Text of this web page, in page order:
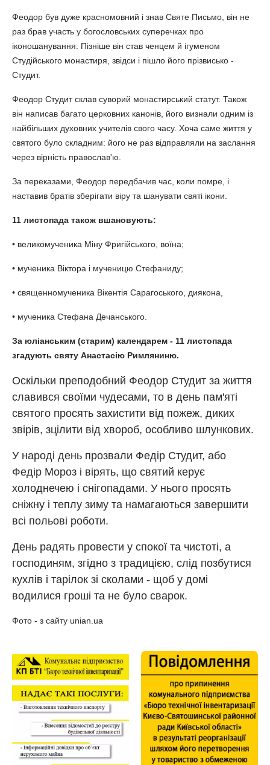
Феодор був дуже красномовний і знав Святе Письмо, він не
раз брав участь у богословських суперечках про
іконошанування. Пізніше він став ченцем й ігуменом
Студійського монастиря, звідси і пішло його прізвисько -
Студит.
Феодор Студит склав суворий монастирський статут. Також
він написав багато церковних канонів, його визнали одним із
найбільших духовних учителів свого часу. Хоча саме життя у
святого було складним: його не раз відправляли на заслання
через вірність православ'ю.
За переказами, Феодор передбачив час, коли помре, і
наставив братів зберігати віру та шанувати святі ікони.
11 листопада також вшановують:
• великомученика Міну Фригійського, воїна;
• мученика Віктора і мученицю Стефаниду;
• священномученика Вікентія Сарагоського, диякона,
• мученика Стефана Дечанського.
За юліанським (старим) календарем - 11 листопада
згадують святу Анастасію Римляниню.
Оскільки преподобний Феодор Студит за життя
славився своїми чудесами, то в день пам'яті
святого просять захистити від пожеж, диких
звірів, зцілити від хвороб, особливо шлункових.
У народі день прозвали Федір Студит, або
Федір Мороз і вірять, що святий керує
холоднечею і снігопадами. У нього просять
сніжну і теплу зиму та намагаються завершити
всі польові роботи.
День радять провести у спокої та чистоті, а
господиням, згідно з традицією, слід позбутися
кухлів і тарілок зі сколами - щоб у домі
водилися гроші та не було сварок.
Фото - з сайту unian.ua